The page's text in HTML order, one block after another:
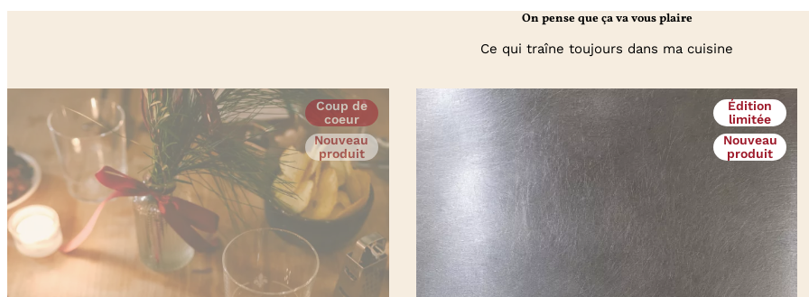
On pense que ça va vous plaire
Ce qui traîne toujours dans ma cuisine
Coup de
coeur
Nouveau
produit
Édition
limitée
Nouveau
produit